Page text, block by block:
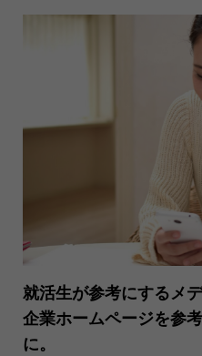
就活生が参考にするメ
企業ホームページを参
に。